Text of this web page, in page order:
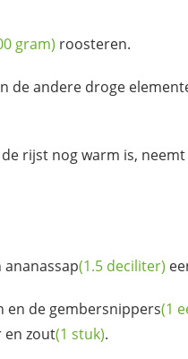
gram) roosteren.
de andere droge
rijst nog warm is,
ananassap(1.5 deciliter)
en de gembersnippers(1
en zout(1 stuk).